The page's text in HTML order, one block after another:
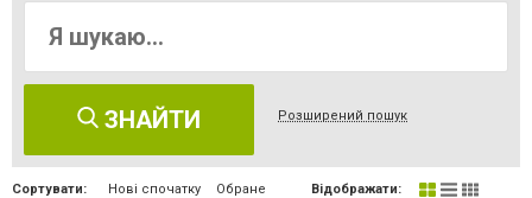
ЗНАЙТИ Розширений пошук
Сортувати: Нові спочатку Обране Відображати: